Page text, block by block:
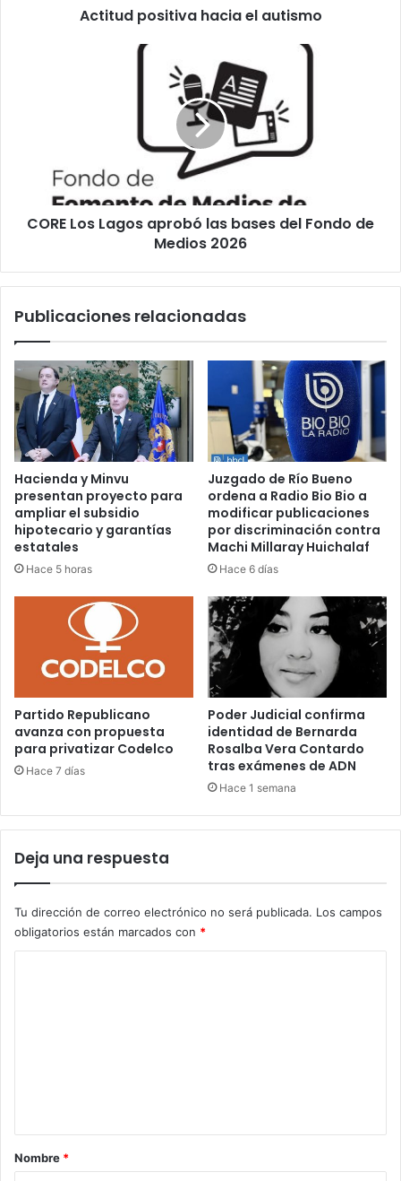
Actitud positiva hacia el autismo
Medios
CORE Los Lagos aprobó las bases del Fondo de
Medios 2026
Publicaciones relacionadas
Hacienda y Minvu
presentan proyecto para
ampliar el subsidio
hipotecario y garantías
estatales
Hace 5 horas
Juzgado de Río Bueno
ordena a Radio Bio Bio a
modificar publicaciones
por discriminación contra
Machi Millaray Huichalaf
Hace 6 días
Partido Republicano
avanza con propuesta
para privatizar Codelco
Hace 7 días
Poder Judicial confirma
identidad de Bernarda
Rosalba Vera Contardo
tras exámenes de ADN
Hace 1 semana
Deja una respuesta
Tu dirección de correo electrónico no será publicada. Los campos
obligatorios están marcados con *
rNombre *